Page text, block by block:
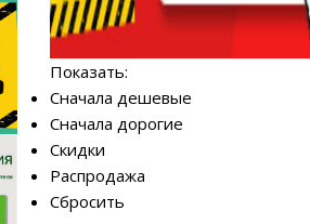
Показать:
Сначала дешевые
Сначала дорогие
Скидки
Распродажа
Сбросить